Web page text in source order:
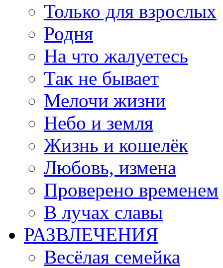
Только для взрослых
Родня
На что жалуетесь
Так не бывает
Мелочи жизни
Небо и земля
Жизнь и кошелёк
Любовь, измена
Проверено временем
В лучах славы
РАЗВЛЕЧЕНИЯ
Весёлая семейка